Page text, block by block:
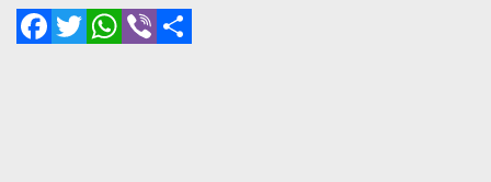
FacebookTwitterWhatsApp
Viber